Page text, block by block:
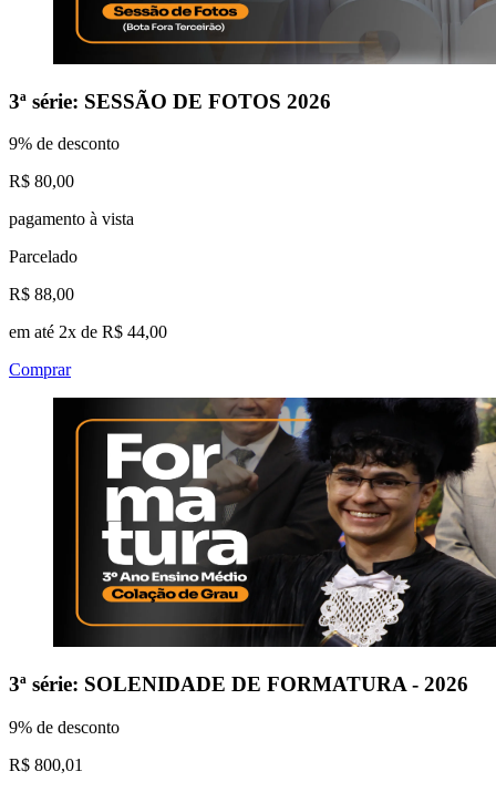
3ª série: SESSÃO DE FOTOS 2026
9% de desconto
R$ 80,00
pagamento à vista
Parcelado
R$ 88,00
em até 2x de R$ 44,00
Comprar
3ª série: SOLENIDADE DE FORMATURA - 2026
9% de desconto
R$ 800,01